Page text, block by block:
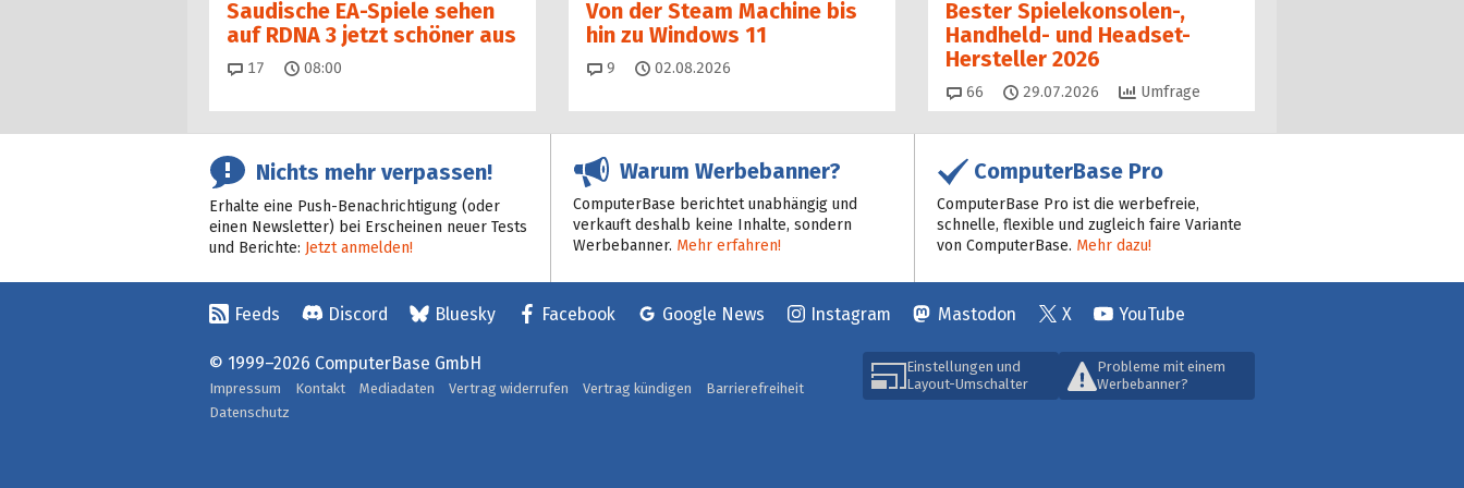
Saudische EA-Spiele sehen
auf RDNA 3 jetzt schöner aus
17 Kommentare
08:00
Von der Steam Machine bis
hin zu Windows 11
9 Kommentare
02.08.2026
Bester Spielekonsolen-,
Handheld- und Headset-
Hersteller 2026
66 Kommentare
29.07.2026 Umfrage
Nichts mehr verpassen!
Erhalte eine Push-Benachrichtigung (oder
einen Newsletter) bei Erscheinen neuer Tests
und Berichte: Jetzt anmelden!
Warum Werbebanner?
ComputerBase berichtet unabhängig und
verkauft deshalb keine Inhalte, sondern
Werbebanner. Mehr erfahren!
ComputerBase Pro
ComputerBase Pro ist die werbefreie,
schnelle, flexible und zugleich faire Variante
von ComputerBase. Mehr dazu!
Feeds Discord Bluesky Facebook Google News Instagram Mastodon X YouTube
Einstellungen und
Layout-Umschalter
Probleme mit einem
Werbebanner?
© 1999–2026 ComputerBase GmbH
Impressum Kontakt Mediadaten Vertrag widerrufen Vertrag kündigen
Barrierefreiheit
Datenschutz